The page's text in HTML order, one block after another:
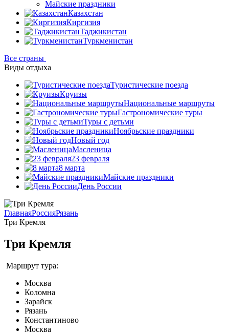
Майские праздники
Казахстан
Киргизия
Таджикистан
Туркменистан
Все страны
Виды отдыха
Туристические поезда
Круизы
Национальные маршруты
Гастрономические туры
Туры с детьми
Ноябрьские праздники
Новый год
Масленица
23 февраля
8 марта
Майские праздники
День России
ГлавнаяРоссияРязань
Три Кремля
Три Кремля
Маршрут тура:
Москва
Коломна
Зарайск
Рязань
Константиново
Москва